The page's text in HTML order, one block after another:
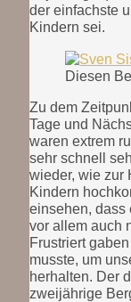
der einfachste
Kindern sei.
Diesen
Zu dem
Tage und
waren extrem
sehr schnell
wieder, wie zur
Kindern
einsehen, dass
vor allem auch
Frustriert
musste, um
herhalten. Der
zweijährige